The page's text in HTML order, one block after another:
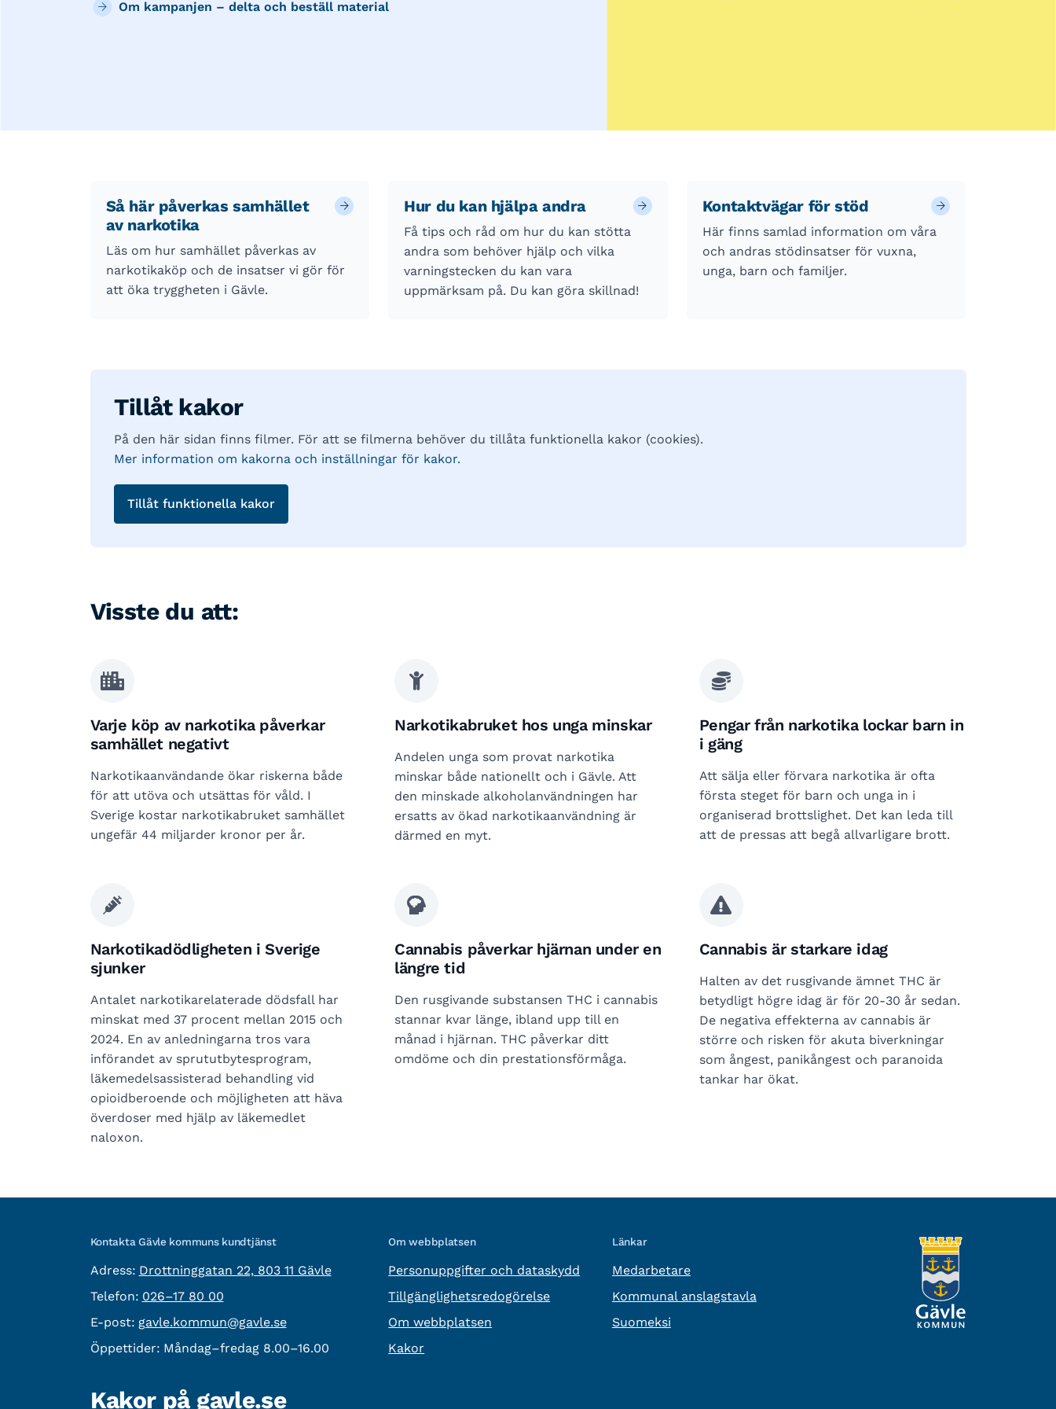
Om kampanjen – delta och beställ material
Så här påverkas samhället
av narkotika
Läs om hur samhället påverkas av
narkotikaköp och de insatser vi gör för
att öka tryggheten i Gävle.
Hur du kan hjälpa andra
Få tips och råd om hur du kan stötta
andra som behöver hjälp och vilka
varningstecken du kan vara
uppmärksam på. Du kan göra skillnad!
Kontaktvägar för stöd
Här finns samlad information om våra
och andras stödinsatser för vuxna,
unga, barn och familjer.
Tillåt kakor
På den här sidan finns filmer. För att se filmerna behöver du tillåta funktionella kakor (cookies).
Mer information om kakorna och inställningar för kakor.
Tillåt funktionella kakor
Visste du att:
Varje köp av narkotika påverkar
samhället negativt
Narkotikaanvändande ökar riskerna både
för att utöva och utsättas för våld. I
Sverige kostar narkotikabruket samhället
ungefär 44 miljarder kronor per år.
Narkotikabruket hos unga minskar
Andelen unga som provat narkotika
minskar både nationellt och i Gävle. Att
den minskade alkoholanvändningen har
ersatts av ökad narkotikaanvändning är
därmed en myt.
Pengar från narkotika lockar barn in
i gäng
Att sälja eller förvara narkotika är ofta
första steget för barn och unga in i
organiserad brottslighet. Det kan leda till
att de pressas att begå allvarligare brott.
Narkotikadödligheten i Sverige
sjunker
Antalet narkotikarelaterade dödsfall har
minskat med 37 procent mellan 2015 och
2024. En av anledningarna tros vara
införandet av sprututbytesprogram,
läkemedelsassisterad behandling vid
opioidberoende och möjligheten att häva
överdoser med hjälp av läkemedlet
naloxon.
Cannabis påverkar hjärnan under en
längre tid
Den rusgivande substansen THC i cannabis
stannar kvar länge, ibland upp till en
månad i hjärnan. THC påverkar ditt
omdöme och din prestationsförmåga.
Cannabis är starkare idag
Halten av det rusgivande ämnet THC är
betydligt högre idag är för 20-30 år sedan.
De negativa effekterna av cannabis är
större och risken för akuta biverkningar
som ångest, panikångest och paranoida
tankar har ökat.
Kontakta Gävle kommuns kundtjänst
Adress: besöksadress:
Drottninggatan 22, 803 11 Gävle
Telefon: Telefon:
026–17 80 00
E-post: E-post:
gavle.kommun@gavle.se
Öppettider: Måndag–fredag 8.00–16.00
Om webbplatsen
Personuppgifter och dataskydd
Tillgänglighetsredogörelse
Om webbplatsen
Kakor
Länkar
Medarbetare
Kommunal anslagstavla
Suomeksi
Kakor på gavle.se